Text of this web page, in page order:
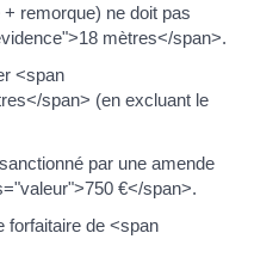
remorque) ne doit pas
mètres</span>.
<span
span> (en excluant le
par une amende
€</span>.
forfaitaire de <span